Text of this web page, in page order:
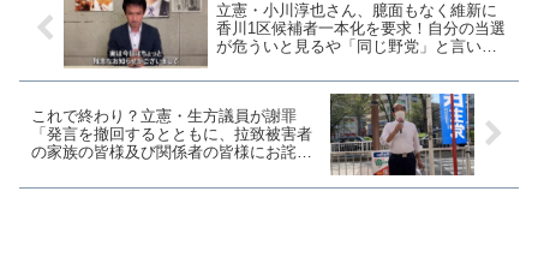
立憲・小川淳也さん、臆面もなく維新に
香川1区候補者一本化を要求！自分の当選
が危ういと見るや「同じ野党」と言い出
これで終わり？立憲・生方議員が謝罪
「発言を撤回するとともに、拉致被害者
の家族の皆様及び関係者の皆様にお詫び